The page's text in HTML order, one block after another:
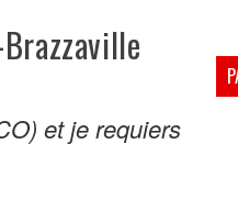
et je requiers